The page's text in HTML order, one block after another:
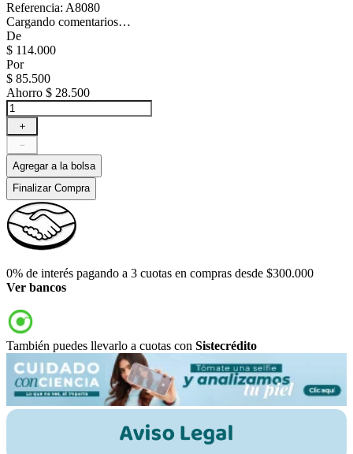
Referencia: A8080
Cargando comentarios…
De
$ 114.000
Por
$ 85.500
Ahorro $ 28.500
＋
－
Agregar a la bolsa
Finalizar Compra
0% de interés pagando a 3 cuotas en compras desde $300.000
Ver bancos
También puedes llevarlo a cuotas con Sistecrédito